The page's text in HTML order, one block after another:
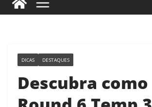
DICAS DESTAQUES
Descubra como